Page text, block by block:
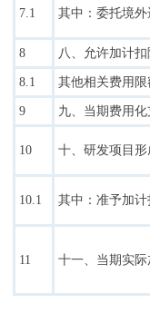
7.1 其中：委托境
8 八、允许加计
8.1 其他相关费用限
9 九、当期费用
10 十、研发项目
10.1 其中：准予加
11 十一、当期实际